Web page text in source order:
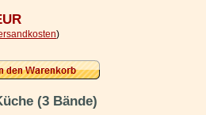
)
(3 Bände)